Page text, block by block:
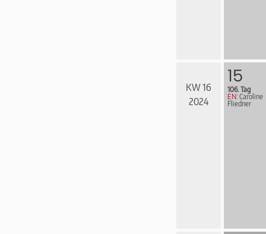
KW 16
2024
15
106. Tag
EN: Caroline
Fliedner